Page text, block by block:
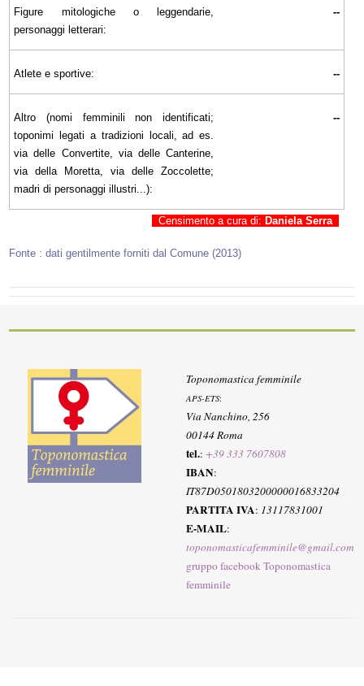
Figure mitologiche o leggendarie,
personaggi letterari:
--
Atlete e sportive: --
Altro (nomi femminili non identificati;
toponimi legati a tradizioni locali, ad es.
via delle Convertite, via delle Canterine,
via della Moretta, via delle Zoccolette;
madri di personaggi illustri...):
--
Censimento a cura di: Daniela Serra
Fonte : dati gentilmente forniti dal Comune (2013)
Toponomastica femminile
APS-ETS:
Via Nanchino, 256
00144 Roma
tel.:+39 333 7607808
IBAN:
IT87D0501803200000016833204
PARTITA IVA: 13117831001
E-MAIL:
toponomasticafemminile@gmail.com
gruppo facebook Toponomastica
femminile